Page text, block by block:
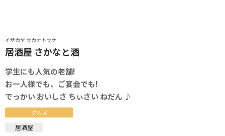
イザカヤ サカナトサケ
居酒屋 さかなと酒
学生にも人気の老舗!
お一人様でも、ご宴会でも!
でっかい おいしさ ちぃさい ねだん ♪
グルメ
居酒屋